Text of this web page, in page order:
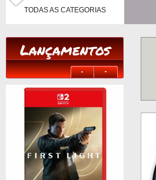
TODAS AS CATEGORIAS
Lançamentos